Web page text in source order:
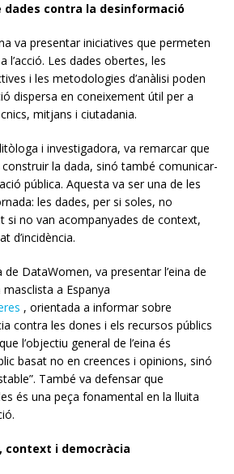
dades contra la desinformació
va presentar iniciatives que permeten
l’acció. Les dades obertes, les
i les metodologies d’anàlisi poden
dispersa en coneixement útil per a
mitjans i ciutadania.
i investigadora, va remarcar que
la dada, sinó també comunicar-
pública. Aquesta va ser una de les
les dades, per si soles, no
si no van acompanyades de context,
d’incidència.
de DataWomen, va presentar l’eina de
a Espanya
, orientada a informar sobre
contra les dones i els recursos públics
l’objectiu general de l’eina és
basat no en creences i opinions, sinó
També va defensar que
és una peça fonamental en la lluita
context i democràcia